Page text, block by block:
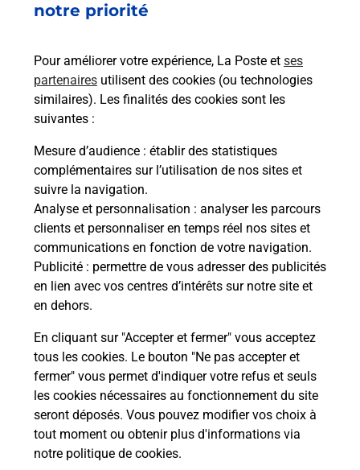
notre priorité
Pour améliorer votre expérience, La Poste et ses
partenaires utilisent des cookies (ou technologies
similaires). Les finalités des cookies sont les
suivantes :
Mesure d’audience : établir des statistiques
complémentaires sur l’utilisation de nos sites et
suivre la navigation.
Analyse et personnalisation : analyser les parcours
clients et personnaliser en temps réel nos sites et
communications en fonction de votre navigation.
Publicité : permettre de vous adresser des publicités
en lien avec vos centres d’intérêts sur notre site et
en dehors.
En cliquant sur "Accepter et fermer" vous acceptez
tous les cookies. Le bouton "Ne pas accepter et
fermer" vous permet d'indiquer votre refus et seuls
les cookies nécessaires au fonctionnement du site
seront déposés. Vous pouvez modifier vos choix à
tout moment ou obtenir plus d'informations via
notre politique de cookies.
emballage directement depuis un
Comment demander une
modification de livraison ?
Comment La Poste participe-t-elle
à votre sécurité au quotidien ?
Puis-je passer mon code de la route
avec La Poste et sous quelles
conditions ?
Localiser Liste Aveyron TOURNEMIRE